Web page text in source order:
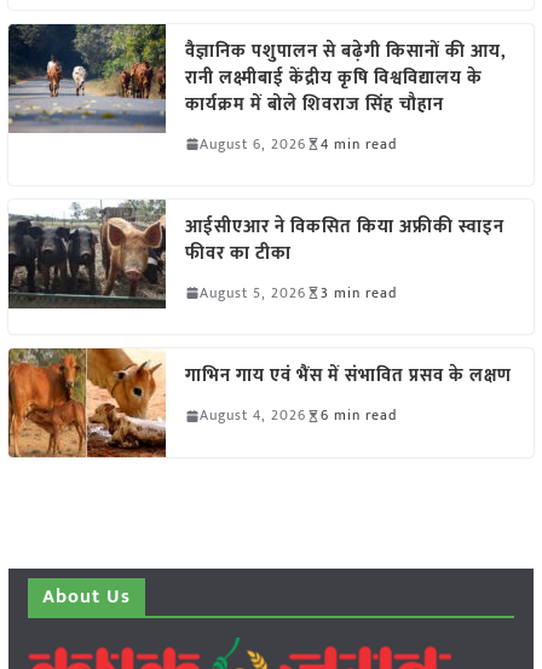
वैज्ञानिक पशुपालन से बढ़ेगी किसानों की आय,
रानी लक्ष्मीबाई केंद्रीय कृषि विश्वविद्यालय के
कार्यक्रम में बोले शिवराज सिंह चौहान
August 6, 2026 4 min read
आईसीएआर ने विकसित किया अफ्रीकी स्वाइन
फीवर का टीका
August 5, 2026 3 min read
गाभिन गाय एवं भैंस में संभावित प्रसव के लक्षण
August 4, 2026 6 min read
About Us